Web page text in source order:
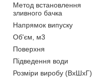
Метод встановлення
зливного бачка
Напрямок випуску
Об'єм, м3
Поверхня
Підведення води
Розміри виробу (ВхШхГ)